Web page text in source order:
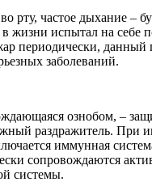
рту, частое дыхание –
жизни испытал на себе
периодически,
заболеваний.
ознобом, –
раздражитель. При
иммунная
сопровождаются
системы.